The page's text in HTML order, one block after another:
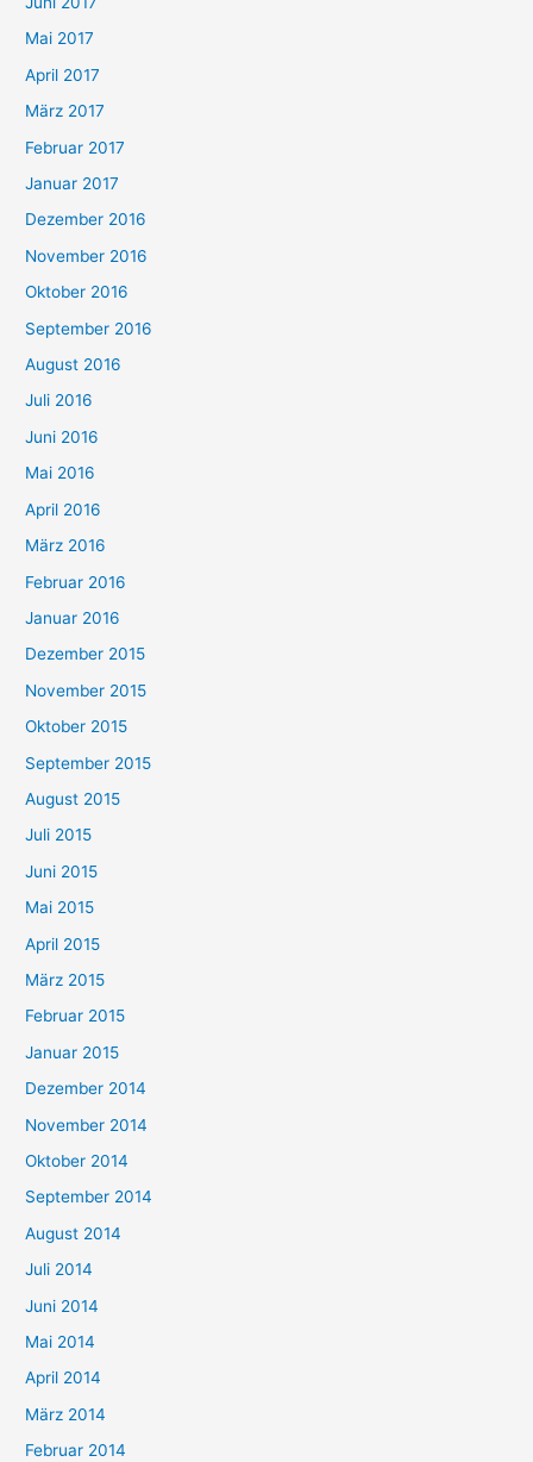
Mai 2017
April 2017
März 2017
Februar 2017
Januar 2017
Dezember 2016
November 2016
Oktober 2016
September 2016
August 2016
Juli 2016
Juni 2016
Mai 2016
April 2016
März 2016
Februar 2016
Januar 2016
Dezember 2015
November 2015
Oktober 2015
September 2015
August 2015
Juli 2015
Juni 2015
Mai 2015
April 2015
März 2015
Februar 2015
Januar 2015
Dezember 2014
November 2014
Oktober 2014
September 2014
August 2014
Juli 2014
Juni 2014
Mai 2014
April 2014
März 2014
Februar 2014